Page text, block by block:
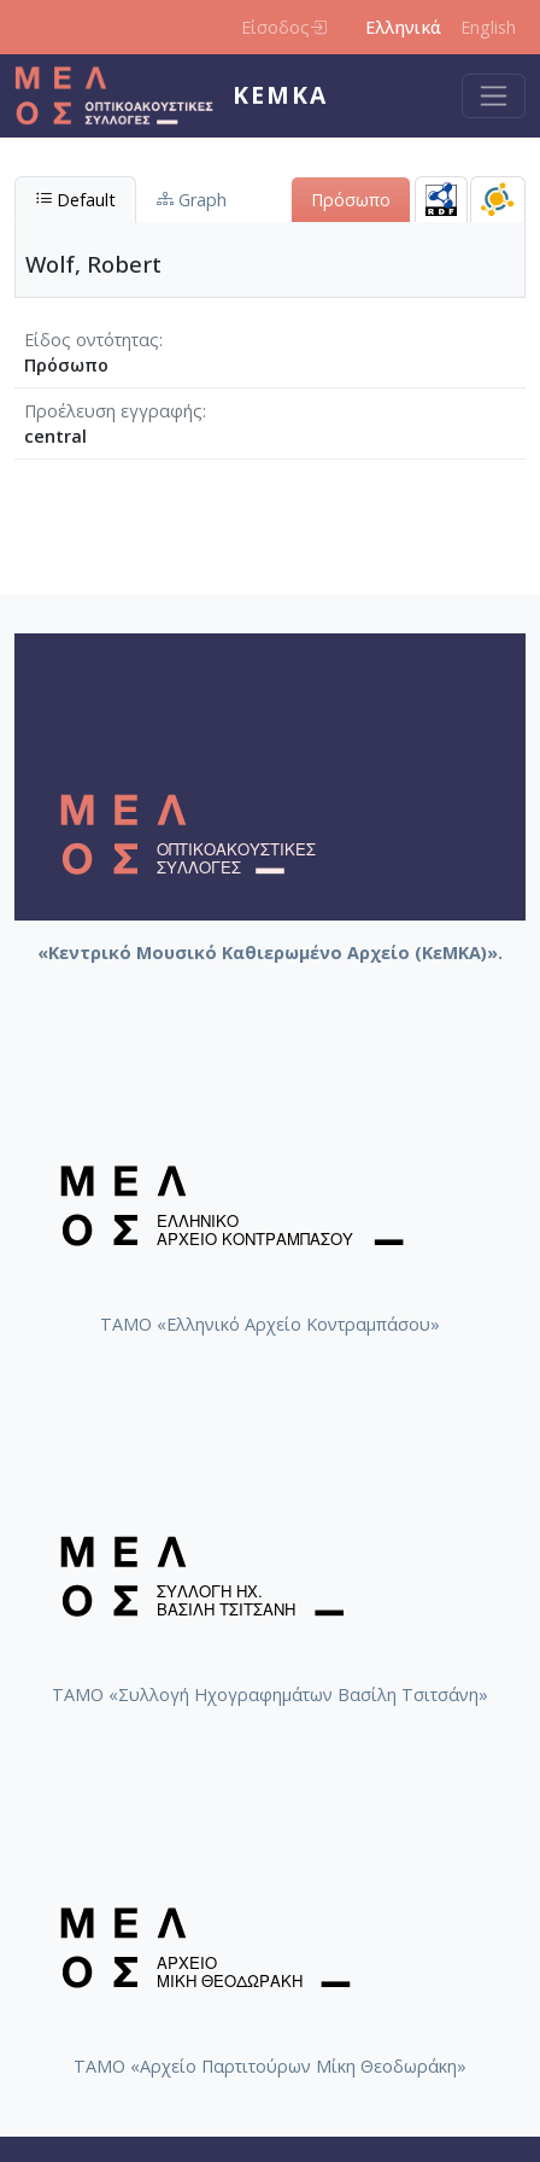
Είσοδος Ελληνικά English
ΚΕΜΚΑ
Default Graph Πρόσωπο
Wolf, Robert
Είδος οντότητας
Πρόσωπο
Προέλευση εγγραφής
central
«Κεντρικό Μουσικό Καθιερωμένο Αρχείο (ΚεΜΚΑ)».
ΤΑΜΟ «Ελληνικό Αρχείο Κοντραμπάσου»
ΤΑΜΟ «Συλλογή Ηχογραφημάτων Βασίλη Τσιτσάνη»
ΤΑΜΟ «Αρχείο Παρτιτούρων Μίκη Θεοδωράκη»